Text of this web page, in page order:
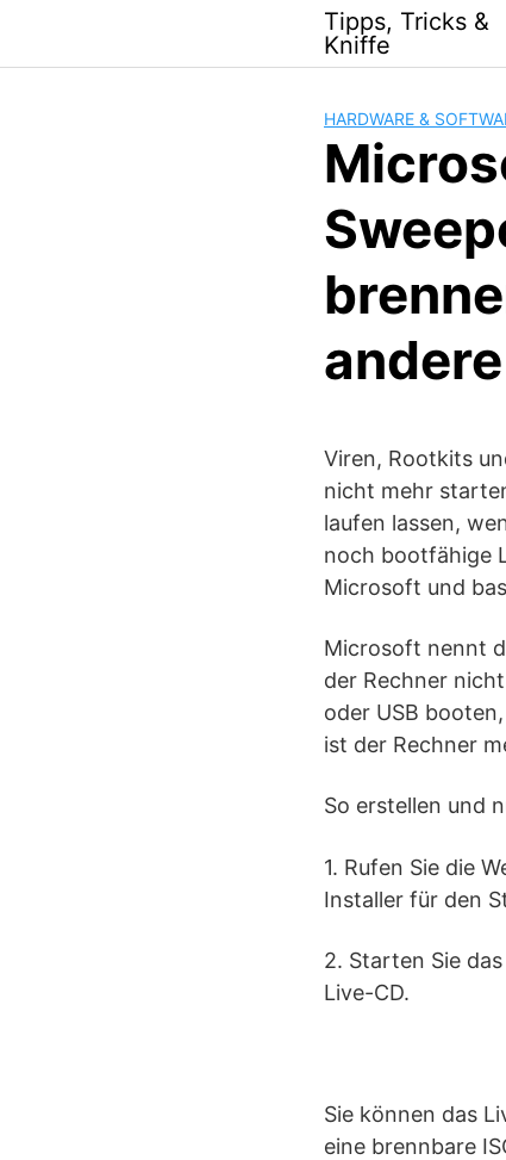
content
Tipps, Tricks &
Kniffe
HARDWARE &
Viren, Rootkits
nicht mehr
laufen lassen,
noch bootfähige
Microsoft und
Microsoft nennt
der Rechner
oder USB
ist der Rechner
So erstellen und
1. Rufen Sie die
Installer für den
2. Starten Sie
Live-CD.
Sie können das
eine brennbare